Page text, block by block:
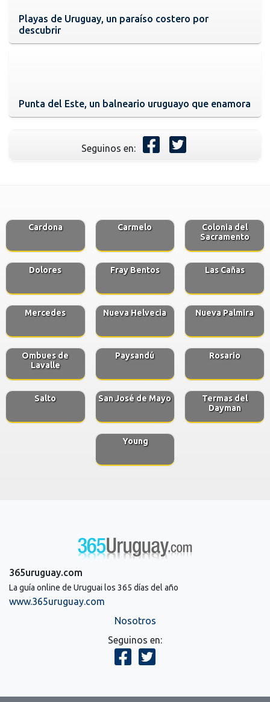
Playas de Uruguay, un paraíso costero por
descubrir
Punta del Este, un balneario uruguayo que enamora
Seguinos en:
Cardona Carmelo
Colonia del
Sacramento
Dolores Fray Bentos Las Cañas
Mercedes Nueva Helvecia Nueva Palmira
Ombues de
Lavalle
Paysandú Rosario
Salto San José de Mayo
Termas del
Dayman
Young
365uruguay.com
La guía online de Uruguai los 365 días del año
www.365uruguay.com
Nosotros
Seguinos en: